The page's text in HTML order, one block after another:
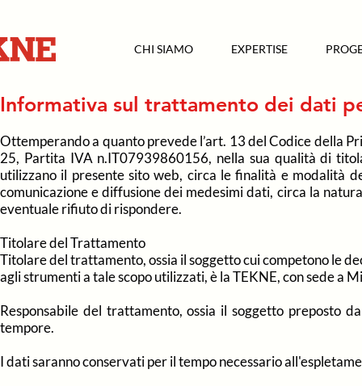
CHI SIAMO EXPERTISE
Informativa sul trattamento dei dati
Ottemperando a quanto prevede l’art. 13 del Codice della
25, Partita IVA n.IT07939860156, nella sua qualità di
utilizzano il presente sito web, circa le finalità e modalità
comunicazione e diffusione dei medesimi dati, circa la
eventuale rifiuto di rispondere.
Titolare del Trattamento
Titolare del trattamento, ossia il soggetto cui competono le
agli strumenti a tale scopo utilizzati, è la TEKNE, con sede a
Responsabile del trattamento, ossia il soggetto preposto
tempore.
I dati saranno conservati per il tempo necessario